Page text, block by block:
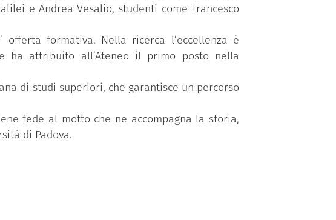
e Andrea Vesalio, studenti come Francesco
formativa. Nella ricerca l’eccellenza è
ha attribuito all’Ateneo il primo posto nella
di studi superiori, che garantisce un percorso
fede al motto che ne accompagna la storia,
di Padova.